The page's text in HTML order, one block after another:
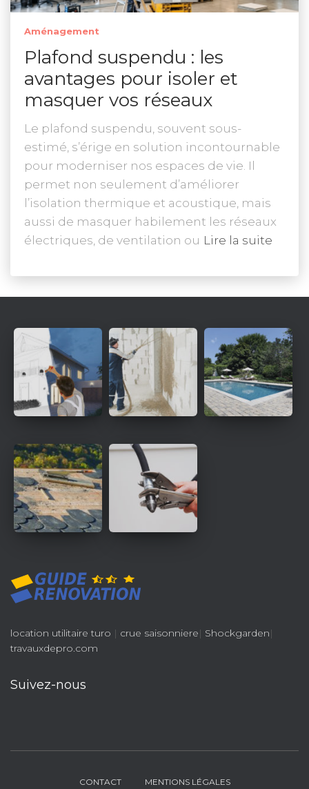
Aménagement
Plafond suspendu : les
avantages pour isoler et
masquer vos réseaux
Le plafond suspendu, souvent sous-
estimé, s’érige en solution incontournable
pour moderniser nos espaces de vie. Il
permet non seulement d’améliorer
l’isolation thermique et acoustique, mais
aussi de masquer habilement les réseaux
électriques, de ventilation ou Lire la suite
location utilitaire turo | crue saisonniere| Shockgarden|
travauxdepro.com
Suivez-nous
CONTACT MENTIONS LÉGALES